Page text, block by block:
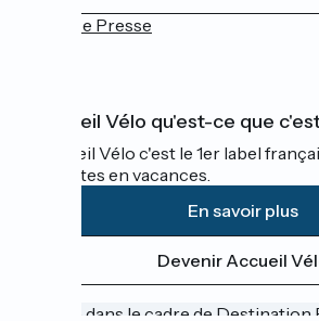
Espace Presse
Accueil Vélo qu'est-ce que
Accueil Vélo c'est le 1er label
cyclistes en vacances.
En savoir plus
Devenir Accueil
Financé dans le cadre de Destination